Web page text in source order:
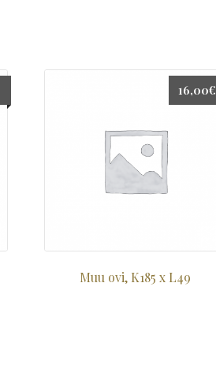
Muu ovi, K185 x L49
16,00€